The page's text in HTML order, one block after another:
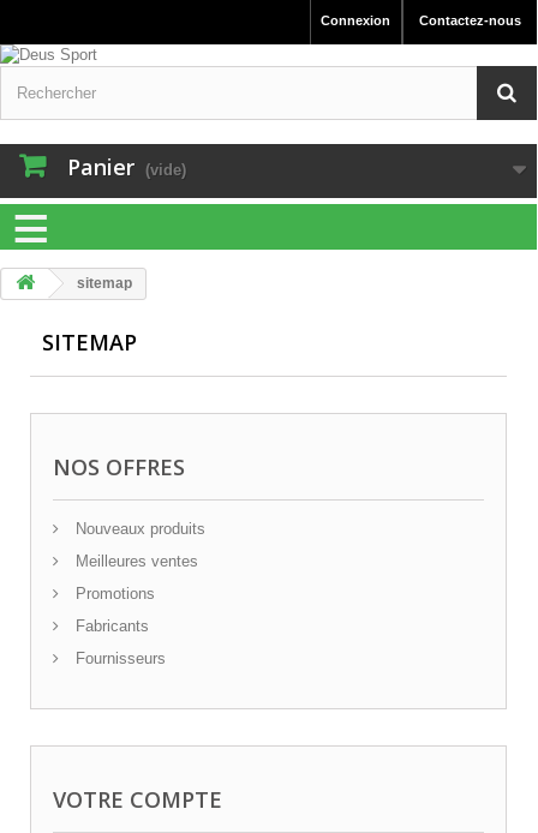
Contactez-nous
Connexion
Panier (vide)
≡
sitemap
SITEMAP
NOS OFFRES
Nouveaux produits
Meilleures ventes
Promotions
Fabricants
Fournisseurs
VOTRE COMPTE